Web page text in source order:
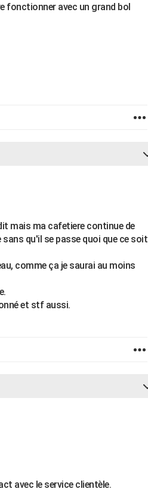
fonctionner avec un grand bol
mais ma cafetiere continue de
qu'il se passe quoi que ce soit
comme ça je saurai au moins
et stf aussi.
avec le service clientèle.